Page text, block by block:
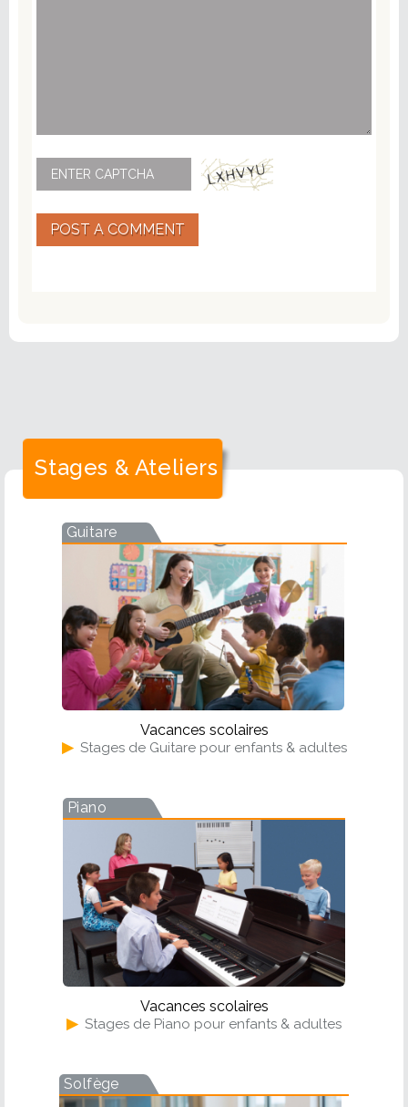
POST A COMMENT
Stages & Ateliers
Guitare
Vacances scolaires
▶ Stages de Guitare pour enfants & adultes
Piano
Vacances scolaires
▶ Stages de Piano pour enfants & adultes
Solfège